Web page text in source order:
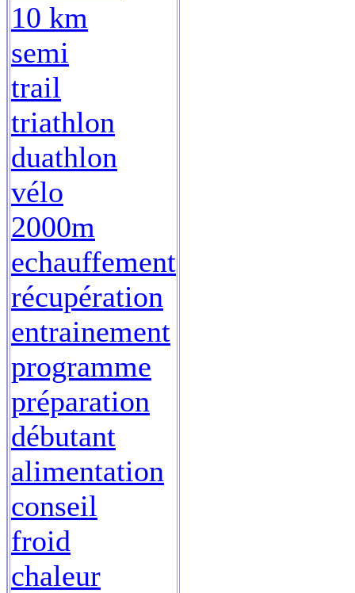
10 km
semi
trail
triathlon
duathlon
vélo
2000m
echauffement
récupération
entrainement
programme
préparation
débutant
alimentation
conseil
froid
chaleur